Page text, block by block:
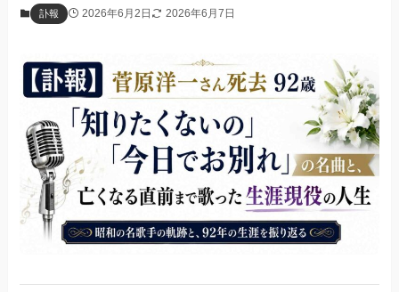
訃報 2026年6月2日 2026年6月7日